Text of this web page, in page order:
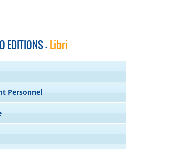
EDITIONS - Libri
Personnel